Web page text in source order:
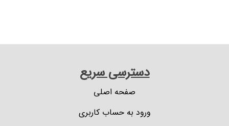
دسترسی سریع
صفحه اصلی
ورود به حساب کاربری